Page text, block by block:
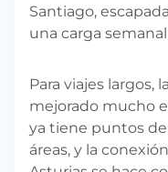
Santiago,
una carga
Para viajes largos,
mejorado mucho
ya tiene puntos
áreas, y la